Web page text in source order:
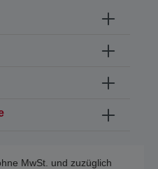
MwSt. und zuzüglich